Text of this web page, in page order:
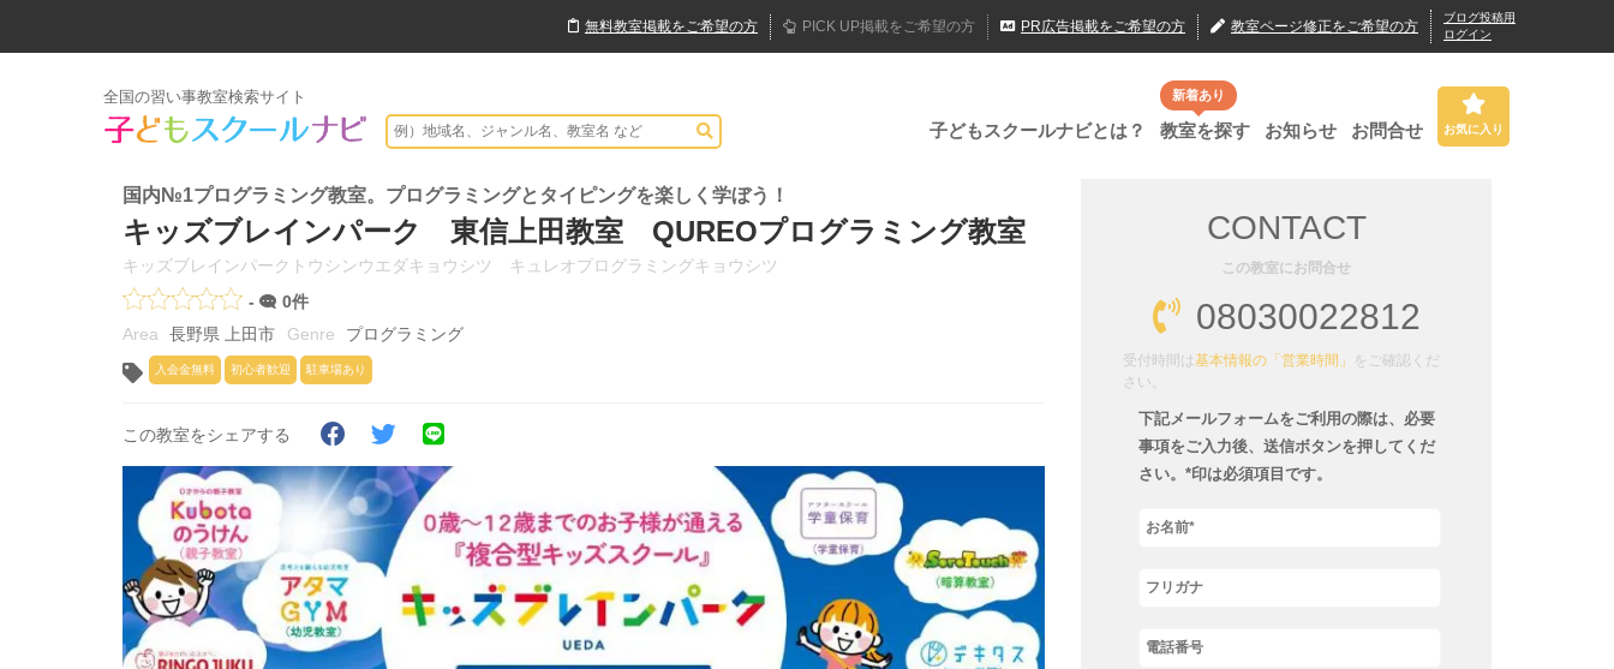
無料教室掲載をご希望の方 PICK UP掲載をご希望の方 PR広告掲載をご希望の方 教室ページ修正をご希望の方
ブログ投稿用
ログイン
全国の習い事教室検索サイト
子どもスクールナビとは？
新着あり
教室を探す お知らせ お問合せ お気に入り
国内№1プログラミング教室。プログラミングとタイピングを楽しく学ぼう！
キッズブレインパーク 東信上田教室 QUREOプログラミング教室
キッズブレインパークトウシンウエダキョウシツ キュレオプログラミングキョウシツ
-
0件
長野県 上田市
プログラミング
入会金無料 初心者歓迎 駐車場あり
この教室をシェアする
CONTACT
この教室にお問合せ
08030022812
受付時間は基本情報の「営業時間」
をご確認くだ
さい。
下記メールフォームをご利用の際は、必要
事項をご入力後、送信ボタンを押してくだ
さい。*印は必須項目です。